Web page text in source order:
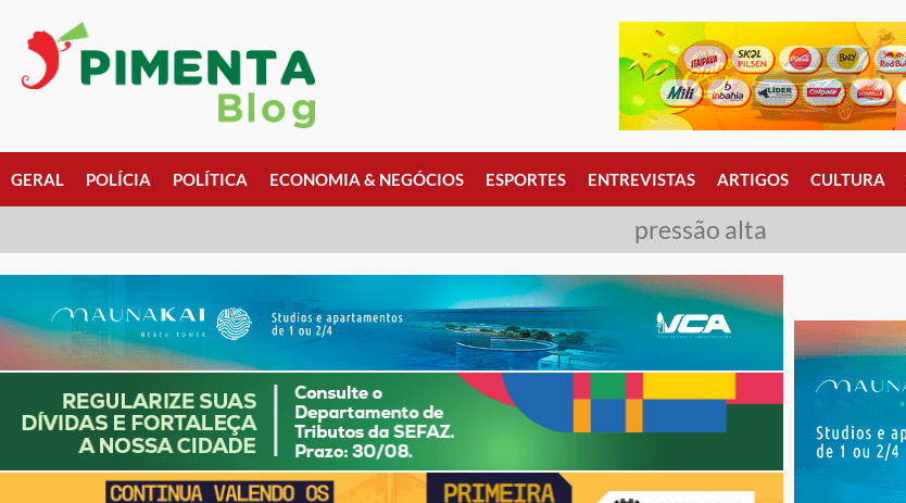
GERAL POLÍCIA POLÍTICA ECONOMIA & NEGÓCIOS ESPORTES ENTREVISTAS ARTIGOS CULTURA
pressão alta